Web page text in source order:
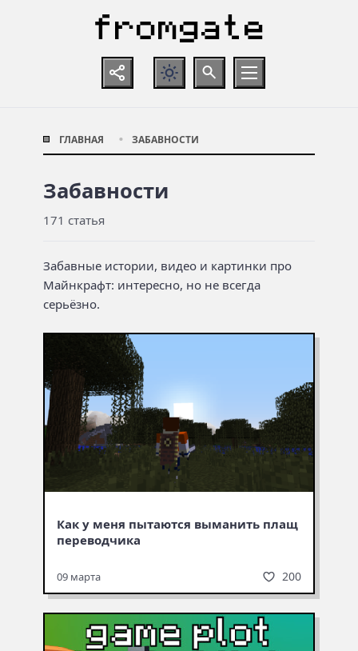
ГЛАВНАЯ ЗАБАВНОСТИ
Забавности
171 статья
Забавные истории, видео и картинки про
Майнкрафт: интересно, но не всегда
серьёзно.
Как у меня пытаются выманить плащ
переводчика
09 марта 200